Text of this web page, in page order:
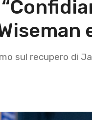
sul recupero di